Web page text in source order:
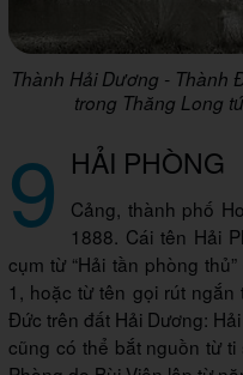
Thành Hải Dương - Thành
trong Thăng Long
9 HẢI PHÒNG
Cảng, thành phố
1888. Cái tên Hải
cụm từ “Hải tần phòng
1, hoặc từ tên gọi rút
Đức trên đất Hải Dương:
cũng có thể bắt nguồn từ